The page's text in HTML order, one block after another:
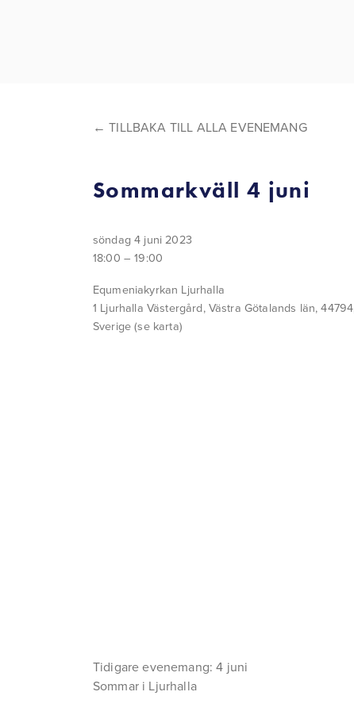
TILLBAKA TILL ALLA EVENEMANG
Sommarkväll 4 juni
söndag 4 juni 2023
18:00
19:00
Equmeniakyrkan Ljurhalla
1 Ljurhalla Västergård Västra Götalands län, 44794
Sverige (se karta)
Tidigare evenemang: 4 juni
Sommar i Ljurhalla